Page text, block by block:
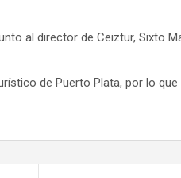
al director de Ceiztur, Sixto
de Puerto Plata, por lo